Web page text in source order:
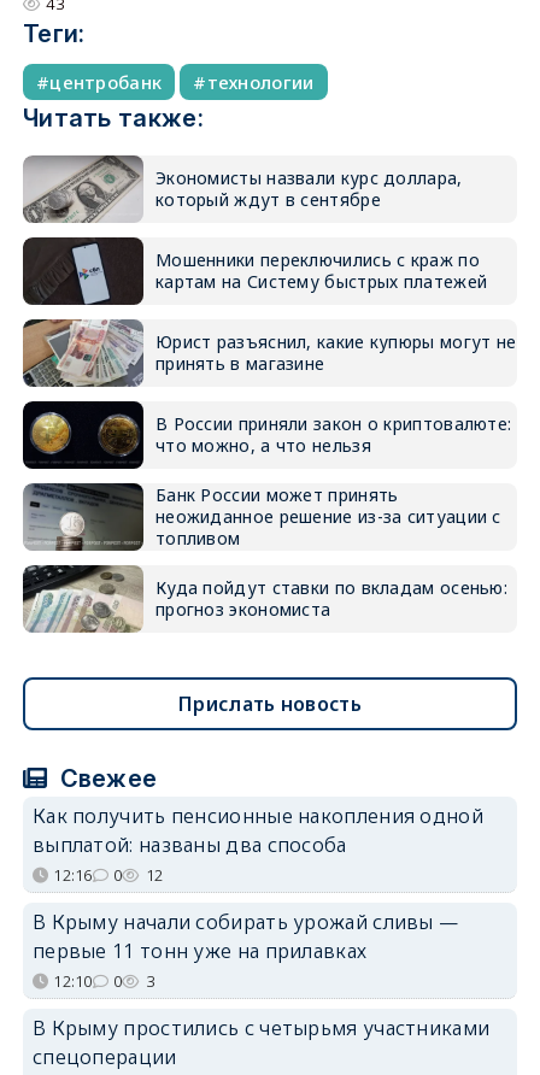
Теги:
центробанк технологии
Читать также:
Экономисты назвали курс доллара,
который ждут в сентябре
Мошенники переключились с краж по
картам на Систему быстрых платежей
Юрист разъяснил, какие купюры могут не
принять в магазине
В России приняли закон о криптовалюте:
что можно, а что нельзя
Банк России может принять
неожиданное решение из-за ситуации с
топливом
Куда пойдут ставки по вкладам осенью:
прогноз экономиста
Прислать новость
Свежее
Как получить пенсионные накопления одной
выплатой: названы два способа
12:16 0 12
В Крыму начали собирать урожай сливы —
первые 11 тонн уже на прилавках
12:10 0 3
В Крыму простились с четырьмя участниками
спецоперации